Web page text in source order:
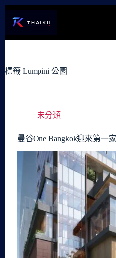
容
標籤 Lumpini 公園
未分類
曼谷One Bangkok迎來第一